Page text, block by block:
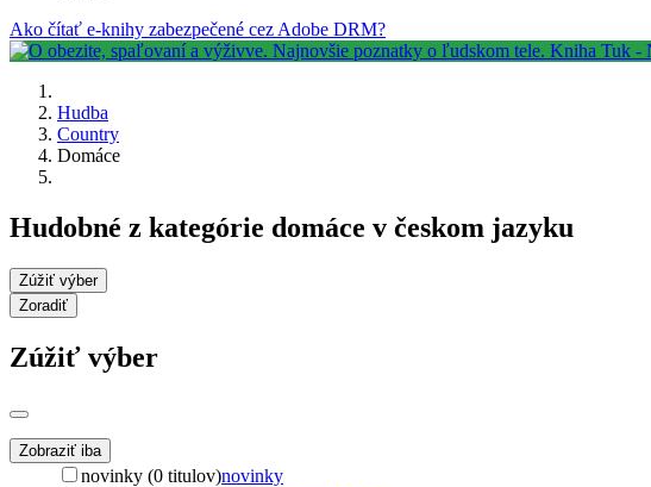
Ako čítať e-knihy zabezpečené cez Adobe DRM?
Hudba
Country
Domáce
Hudobné z kategórie domáce v českom jazyku
Zúžiť výber
Zoradiť
Zúžiť výber
Zobraziť iba
novinky (0 titulov)novinky